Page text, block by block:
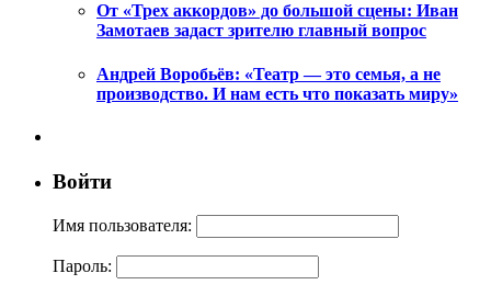
От «Трех аккордов» до большой сцены: Иван
Замотаев задаст зрителю главный вопрос
Андрей Воробьёв: «Театр — это семья, а не
производство. И нам есть что показать миру»
Войти
Имя пользователя:
Пароль: